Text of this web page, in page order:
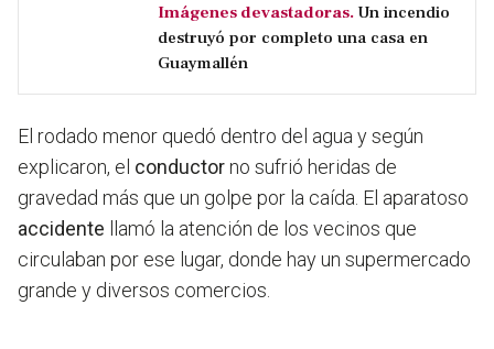
Imágenes devastadoras. Un incendio
destruyó por completo una casa en
Guaymallén
El rodado menor quedó dentro del agua y según
explicaron, el conductorno sufrió heridas de
gravedad más que un golpe por la caída. El aparatoso
accidente
llamó la atención de los vecinos que
circulaban por ese lugar, donde hay un supermercado
grande y diversos comercios.